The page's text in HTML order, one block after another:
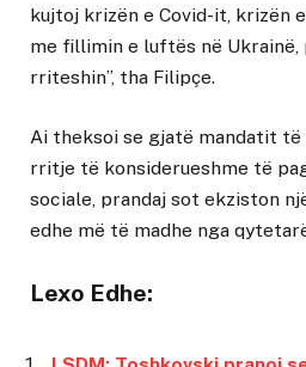
kujtoj krizën e Covid-it, krizën
me fillimin e luftës në Ukrainë,
rriteshin”, tha Filipçe.
Ai theksoi se gjatë mandatit të
rritje të konsiderueshme të
sociale, prandaj sot ekziston
edhe më të madhe nga
Lexo Edhe: